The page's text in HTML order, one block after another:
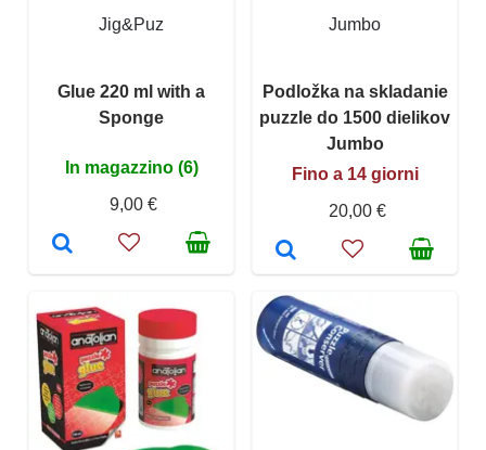
Jig&Puz
Glue 220 ml with a
Sponge
In magazzino (6)
9,00 €
Jumbo
Podložka na skladanie
puzzle do 1500 dielikov
Jumbo
Fino a 14 giorni
20,00 €